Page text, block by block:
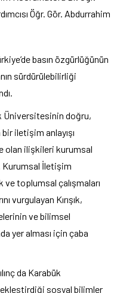
Öğr. Gör. Abdurrahim
basın özgürlüğünün
sürdürülebilirliği
Üniversitesinin doğru,
iletişim anlayışı
olan ilişkileri kurumsal
İletişim
ve toplumsal çalışmaları
vurgulayan Kırışık,
ve bilimsel
yer alması için çaba
da Karabük
sosyal bilimler